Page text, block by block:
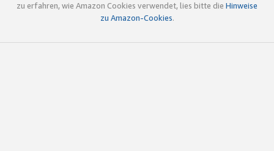
zu erfahren, wie Amazon Cookies verwendet, lies bitte die Hinweise
zu Amazon-Cookies.